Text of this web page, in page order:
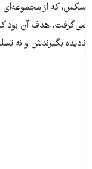
سکس، که از مجموعه‌ای
می‌گرفت. هدف آن بود که
نادیده بگیرندش و نه